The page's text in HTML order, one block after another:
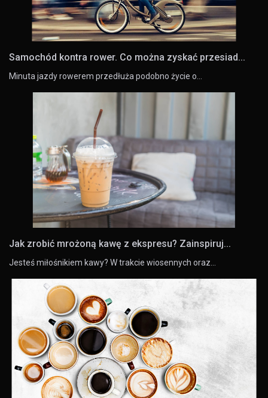
Samochód kontra rower. Co można zyskać przesiad...
Minuta jazdy rowerem przedłuża podobno życie o…
Jak zrobić mrożoną kawę z ekspresu? Zainspiruj...
Jesteś miłośnikiem kawy? W trakcie wiosennych oraz…